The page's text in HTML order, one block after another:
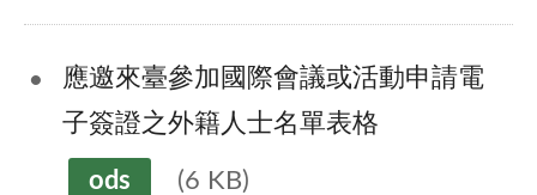
應邀來臺參加國際會議或活動申請電
子簽證之外籍人士名單表格
ods
(6 KB)